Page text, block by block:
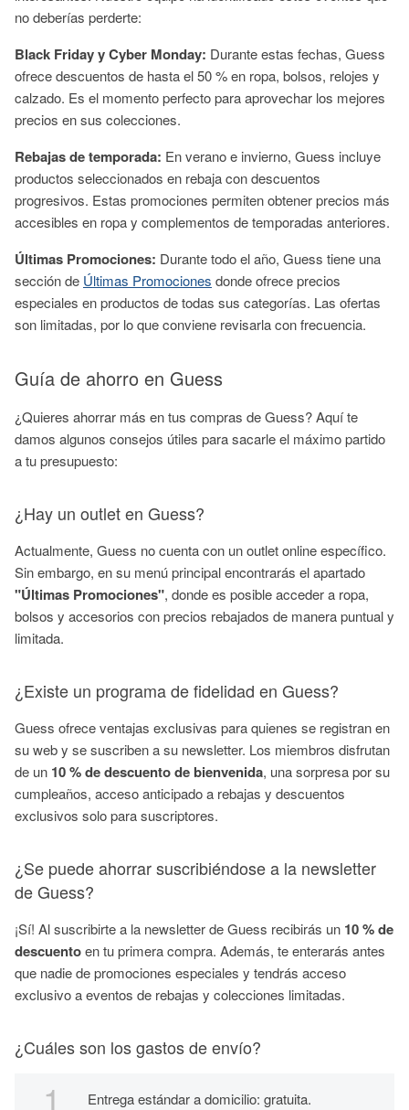
no deberías perderte:
Black Friday y Cyber Monday: Durante estas fechas, Guess
ofrece descuentos de hasta el 50 % en ropa, bolsos, relojes y
calzado. Es el momento perfecto para aprovechar los mejores
precios en sus colecciones.
Rebajas de temporada: En verano e invierno, Guess incluye
productos seleccionados en rebaja con descuentos
progresivos. Estas promociones permiten obtener precios más
accesibles en ropa y complementos de temporadas anteriores.
Últimas Promociones: Durante todo el año, Guess tiene una
sección de Últimas Promociones donde ofrece precios
especiales en productos de todas sus categorías. Las ofertas
son limitadas, por lo que conviene revisarla con frecuencia.
Guía de ahorro en Guess
¿Quieres ahorrar más en tus compras de Guess? Aquí te
damos algunos consejos útiles para sacarle el máximo partido
a tu presupuesto:
¿Hay un outlet en Guess?
Actualmente, Guess no cuenta con un outlet online específico.
Sin embargo, en su menú principal encontrarás el apartado
"Últimas Promociones", donde es posible acceder a ropa,
bolsos y accesorios con precios rebajados de manera puntual y
limitada.
¿Existe un programa de fidelidad en Guess?
Guess ofrece ventajas exclusivas para quienes se registran en
su web y se suscriben a su newsletter. Los miembros disfrutan
de un 10 % de descuento de bienvenida, una sorpresa por su
cumpleaños, acceso anticipado a rebajas y descuentos
exclusivos solo para suscriptores.
¿Se puede ahorrar suscribiéndose a la newsletter
de Guess?
¡Sí! Al suscribirte a la newsletter de Guess recibirás un 10 % de
descuentoen tu primera compra. Además, te enterarás antes
que nadie de promociones especiales y tendrás acceso
exclusivo a eventos de rebajas y colecciones limitadas.
¿Cuáles son los gastos de envío?
Entrega estándar a domicilio: gratuita.